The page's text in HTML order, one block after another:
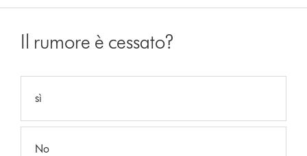
Il rumore è cessato?
sì
No